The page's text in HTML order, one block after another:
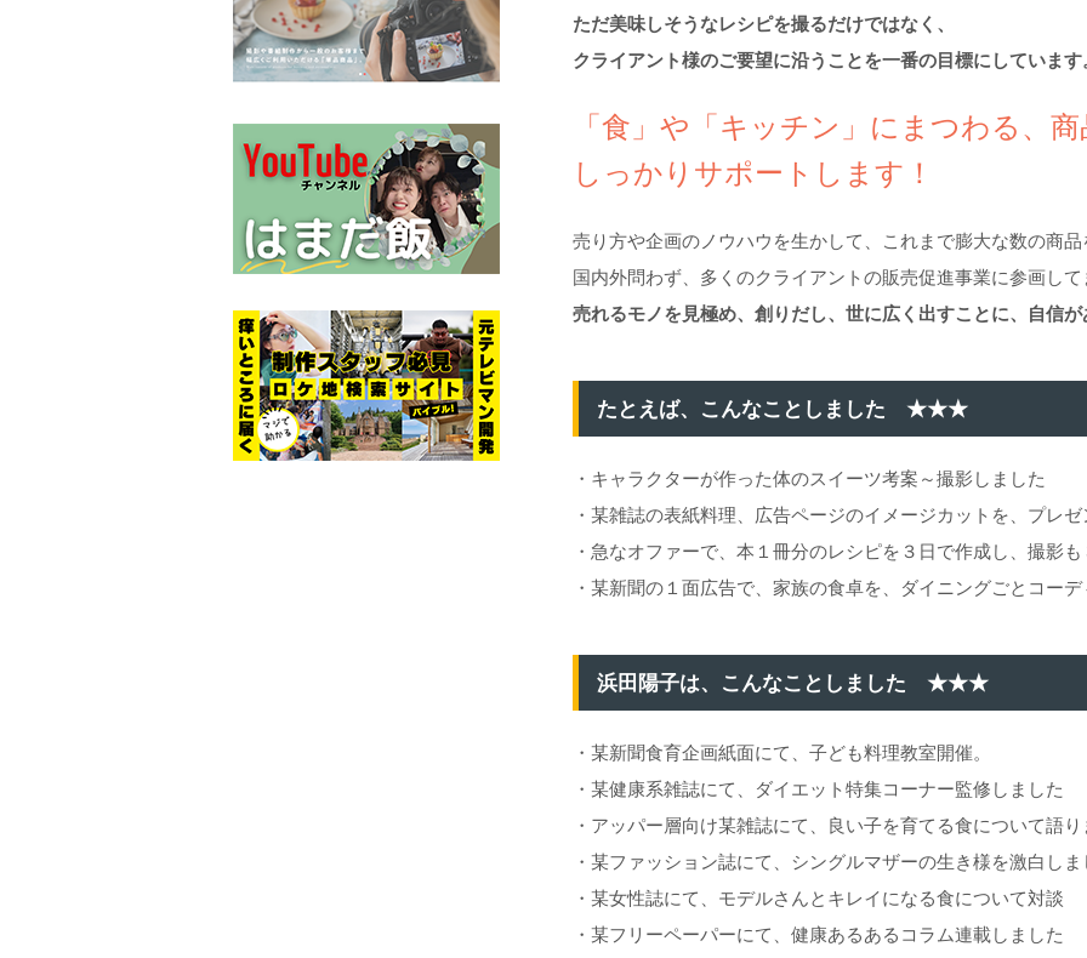
ただ美味しそうなレシピを撮るだけではなく、
クライアント様のご要望に沿うことを一番の目標にしています
「食」や「キッチン」にまつわる、商
しっかりサポートします！
売り方や企画のノウハウを生かして、これまで膨大な数の商品
国内外問わず、多くのクライアントの販売促進事業に参画して
売れるモノを見極め、創りだし、世に広く出すことに、自信が
たとえば、こんなことしました ★★★
・キャラクターが作った体のスイーツ考案～撮影しました
・某雑誌の表紙料理、広告ページのイメージカットを、プレ
・急なオファーで、本１冊分のレシピを３日で作成し、撮影
・某新聞の１面広告で、家族の食卓を、ダイニングごとコー
浜田陽子は、こんなことしました ★★★
・某新聞食育企画紙面にて、子ども料理教室開催。
・某健康系雑誌にて、ダイエット特集コーナー監修しました
・アッパー層向け某雑誌にて、良い子を育てる食について語り
・某ファッション誌にて、シングルマザーの生き様を激白しま
・某女性誌にて、モデルさんとキレイになる食について対談
・某フリーペーパーにて、健康あるあるコラム連載しました